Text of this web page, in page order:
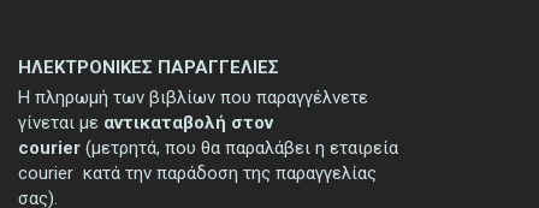
ΗΛΕΚΤΡΟΝΙΚΕΣ ΠΑΡΑΓΓΕΛΙΕΣ
Η πληρωμή των βιβλίων που παραγγέλνετε
γίνεται με αντικαταβολή στον
courier (μετρητά, που θα παραλάβει η εταιρεία
courier κατά την παράδοση της παραγγελίας
σας).